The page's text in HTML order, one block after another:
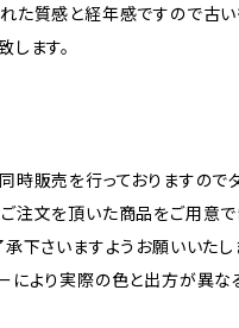
た質感と経年感ですので古
します。
時販売を行っておりますので
注文を頂いた商品をご用意
承下さいますようお願いいたし
により実際の色と出方が異な